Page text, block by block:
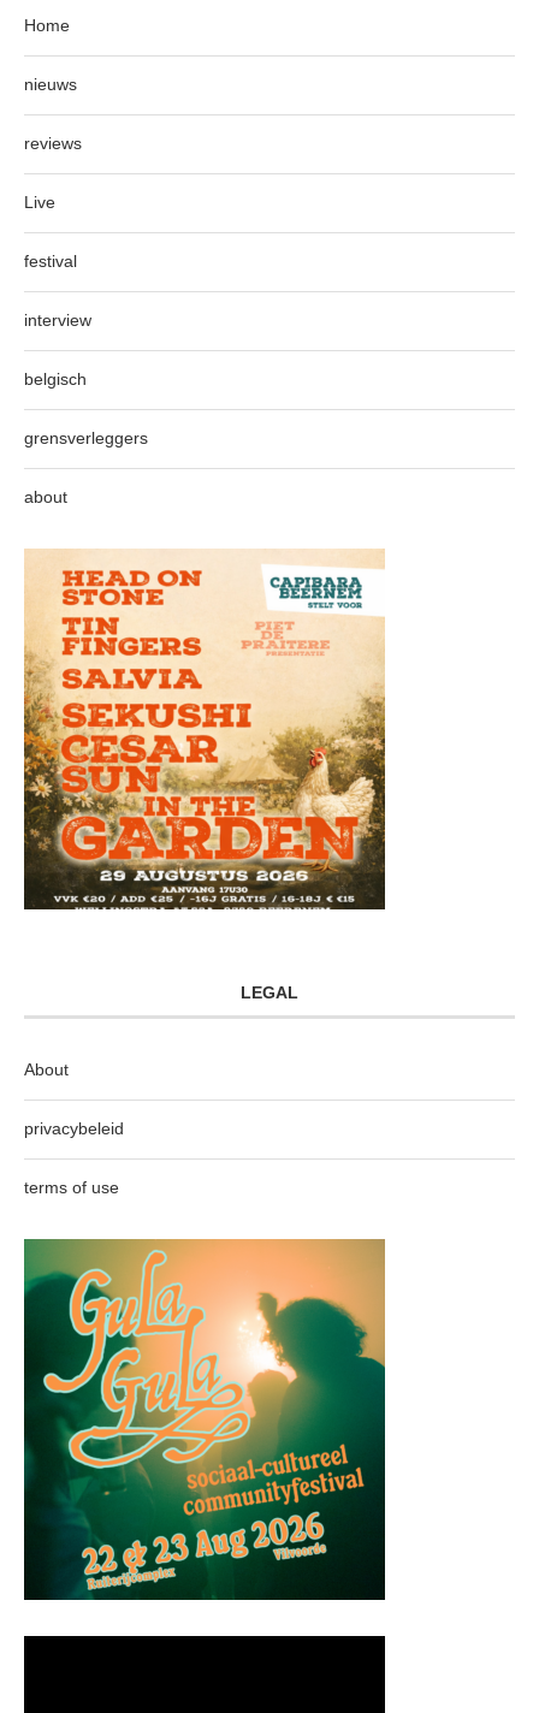
Home
nieuws
reviews
Live
festival
interview
belgisch
grensverleggers
about
LEGAL
About
privacybeleid
terms of use